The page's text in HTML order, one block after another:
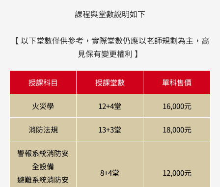
課程與堂數說明如下
【 以下堂數僅供參考，實際堂數仍應以老師規劃為主，高
見保有變更權利 】
授課科目 授課堂數 單科售價
火災學 12+4堂 16,000元
消防法規 13+3堂 18,000元
警報系統消防安
全設備
避難系統消防安
8+4堂 12,000元